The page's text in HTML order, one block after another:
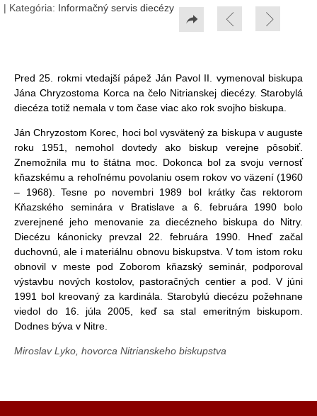
| Kategória: Informačný servis diecézy
Pred 25. rokmi vtedajší pápež Ján Pavol II. vymenoval biskupa
Jána Chryzostoma Korca na čelo Nitrianskej diecézy. Starobylá
diecéza totiž nemala v tom čase viac ako rok svojho biskupa.
Ján Chryzostom Korec, hoci bol vysvätený za biskupa v auguste
roku 1951, nemohol dovtedy ako biskup verejne pôsobiť.
Znemožnila mu to štátna moc. Dokonca bol za svoju vernosť
kňazskému a rehoľnému povolaniu osem rokov vo väzení (1960
– 1968). Tesne po novembri 1989 bol krátky čas rektorom
Kňazského seminára v Bratislave a 6. februára 1990 bolo
zverejnené jeho menovanie za diecézneho biskupa do Nitry.
Diecézu kánonicky prevzal 22. februára 1990. Hneď začal
duchovnú, ale i materiálnu obnovu biskupstva. V tom istom roku
obnovil v meste pod Zoborom kňazský seminár, podporoval
výstavbu nových kostolov, pastoračných centier a pod. V júni
1991 bol kreovaný za kardinála. Starobylú diecézu požehnane
viedol do 16. júla 2005, keď sa stal emeritným biskupom.
Dodnes býva v Nitre.
Miroslav Lyko, hovorca Nitrianskeho biskupstva